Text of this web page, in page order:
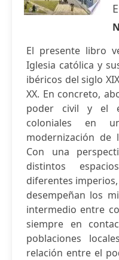
El presente libro
Iglesia católica y
ibéricos del siglo
XX. En concreto,
poder civil y el
coloniales en
modernización de
Con una
distintos
diferentes
desempeñan los
intermedio entre
siempre en
poblaciones
relación entre el